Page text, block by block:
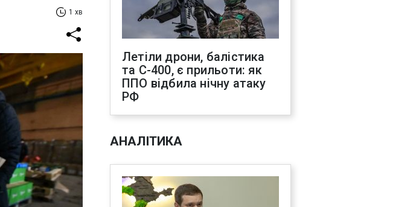
1 хв
Летіли дрони, балістика
та С-400, є прильоти: як
ППО відбила нічну атаку
РФ
АНАЛІТИКА